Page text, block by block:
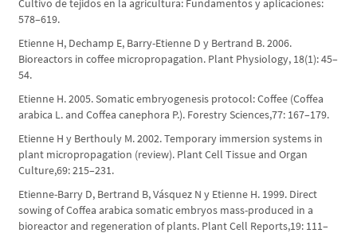
Cultivo de tejidos en la agricultura: Fundamentos y aplicaciones:
578–619.
Etienne H, Dechamp E, Barry-Etienne D y Bertrand B. 2006.
Bioreactors in coffee micropropagation. Plant Physiology, 18(1): 45–
54.
Etienne H. 2005. Somatic embryogenesis protocol: Coffee (Coffea
arabica L. and Coffea canephora P.). Forestry Sciences,77: 167–179.
Etienne H y Berthouly M. 2002. Temporary immersion systems in
plant micropropagation (review). Plant Cell Tissue and Organ
Culture,69: 215–231.
Etienne-Barry D, Bertrand B, Vásquez N y Etienne H. 1999. Direct
sowing of Coffea arabica somatic embryos mass-produced in a
bioreactor and regeneration of plants. Plant Cell Reports,19: 111–